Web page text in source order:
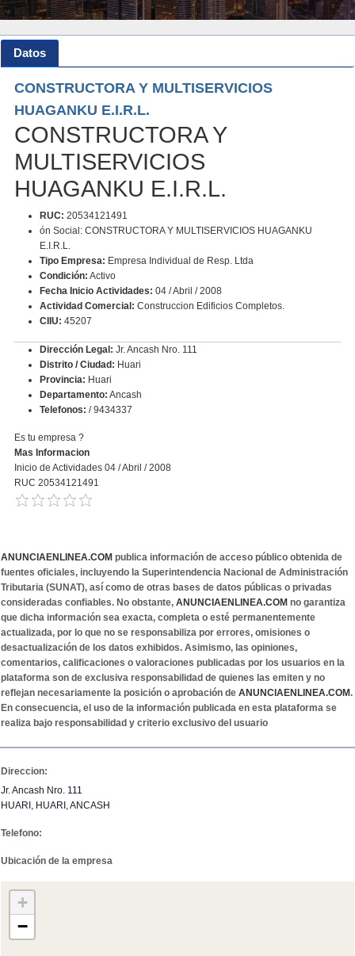
Datos
CONSTRUCTORA Y MULTISERVICIOS
HUAGANKU E.I.R.L.
CONSTRUCTORA Y
MULTISERVICIOS
HUAGANKU E.I.R.L.
RUC: 20534121491
ón Social: CONSTRUCTORA Y MULTISERVICIOS HUAGANKU
E.I.R.L.
Tipo Empresa: Empresa Individual de Resp. Ltda
Condición: Activo
Fecha Inicio Actividades: 04 / Abril / 2008
Actividad Comercial: Construccion Edificios Completos.
CIIU: 45207
Dirección Legal: Jr. Ancash Nro. 111
Distrito / Ciudad: Huari
Provincia: Huari
Departamento: Ancash
Telefonos: / 9434337
Es tu empresa ?
Mas Informacion
Inicio de Actividades 04 / Abril / 2008
RUC 20534121491
ANUNCIAENLINEA.COM publica información de acceso público obtenida de
fuentes oficiales, incluyendo la Superintendencia Nacional de Administración
Tributaria (SUNAT), así como de otras bases de datos públicas o privadas
consideradas confiables. No obstante, ANUNCIAENLINEA.COM no garantiza
que dicha información sea exacta, completa o esté permanentemente
actualizada, por lo que no se responsabiliza por errores, omisiones o
desactualización de los datos exhibidos. Asimismo, las opiniones,
comentarios, calificaciones o valoraciones publicadas por los usuarios en la
plataforma son de exclusiva responsabilidad de quienes las emiten y no
reflejan necesariamente la posición o aprobación de ANUNCIAENLINEA.COM.
En consecuencia, el uso de la información publicada en esta plataforma se
realiza bajo responsabilidad y criterio exclusivo del usuario
Direccion:
Jr. Ancash Nro. 111
HUARI, HUARI, ANCASH
Telefono:
Ubicación de la empresa
+
−